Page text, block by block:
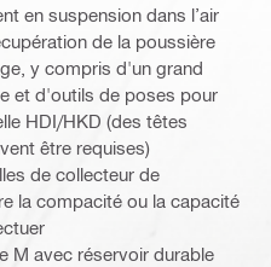
en suspension dans l’air
de la poussière
y compris d'un grand
et d'outils de poses pour
HDI/HKD (des têtes
être requises)
de collecteur de
la compacité ou la capacité
M avec réservoir durable